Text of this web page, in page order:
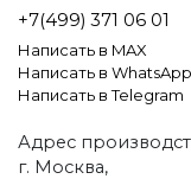
+7(499) 371 06 01
Написать в MAX
Написать в WhatsApp
Написать в Telegram
Адрес
г. Москва,